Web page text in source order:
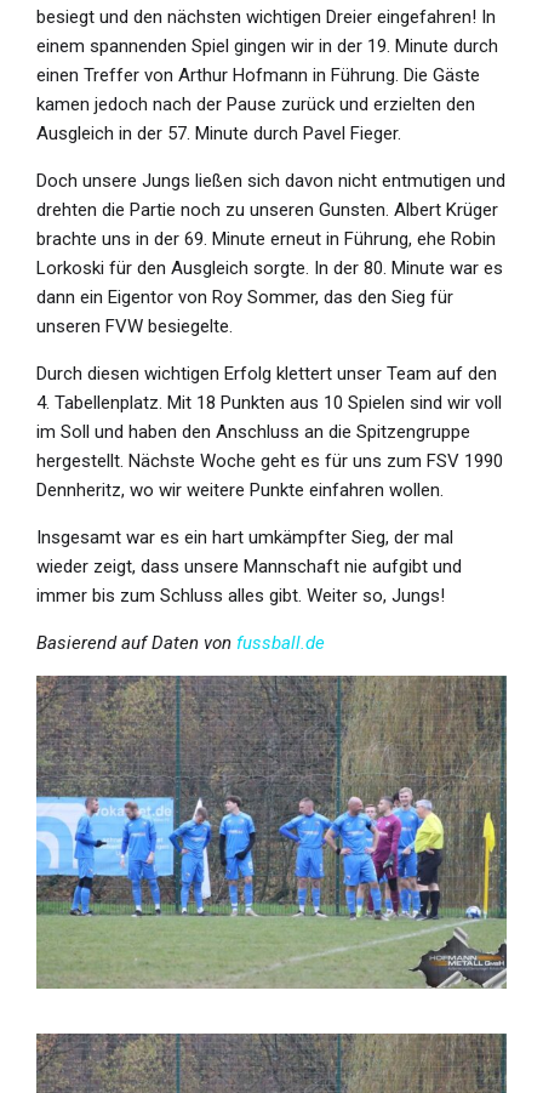
besiegt und den nächsten wichtigen Dreier eingefahren! In
einem spannenden Spiel gingen wir in der 19. Minute durch
einen Treffer von Arthur Hofmann in Führung. Die Gäste
kamen jedoch nach der Pause zurück und erzielten den
Ausgleich in der 57. Minute durch Pavel Fieger.
Doch unsere Jungs ließen sich davon nicht entmutigen und
drehten die Partie noch zu unseren Gunsten. Albert Krüger
brachte uns in der 69. Minute erneut in Führung, ehe Robin
Lorkoski für den Ausgleich sorgte. In der 80. Minute war es
dann ein Eigentor von Roy Sommer, das den Sieg für
unseren FVW besiegelte.
Durch diesen wichtigen Erfolg klettert unser Team auf den
4. Tabellenplatz. Mit 18 Punkten aus 10 Spielen sind wir voll
im Soll und haben den Anschluss an die Spitzengruppe
hergestellt. Nächste Woche geht es für uns zum FSV 1990
Dennheritz, wo wir weitere Punkte einfahren wollen.
Insgesamt war es ein hart umkämpfter Sieg, der mal
wieder zeigt, dass unsere Mannschaft nie aufgibt und
immer bis zum Schluss alles gibt. Weiter so, Jungs!
Basierend auf Daten von fussball.de